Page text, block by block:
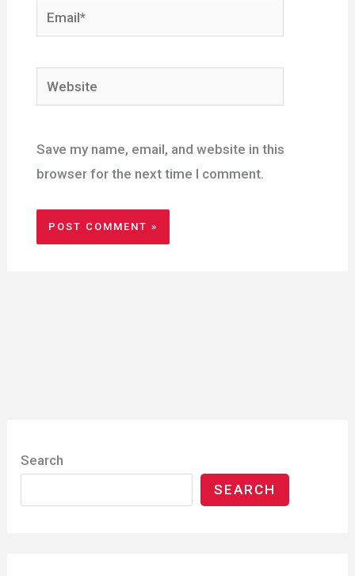
Email*
Website
Save my name, email, and website in this
browser for the next time I comment.
Search
SEARCH